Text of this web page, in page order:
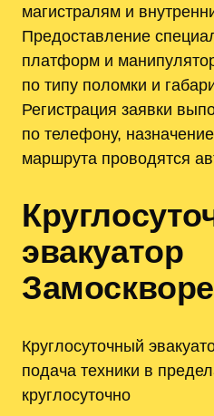
магистралям и
Предоставление
платформ и
по типу поломки и
Регистрация заявки
по телефону,
маршрута проводятся
эвакуатор
Круглосуточный
подача техники в
круглосуточно